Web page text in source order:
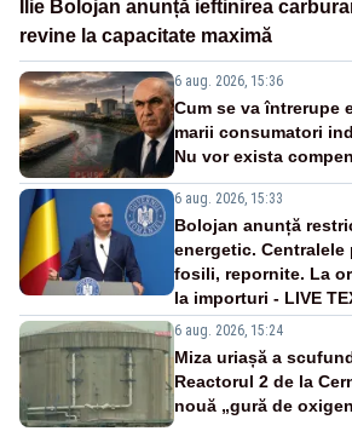
Ilie Bolojan anunță ieftinirea
revine la capacitate maximă
6 aug. 2026, 15:36
Cum se va întrerupe
marii consumatori
Nu vor exista
6 aug. 2026, 15:33
Bolojan anunță
energetic.
fosili, repornite. La
la importuri - LIVE
6 aug. 2026, 15:24
Miza uriașă a
Reactorul 2 de la
nouă „gură de